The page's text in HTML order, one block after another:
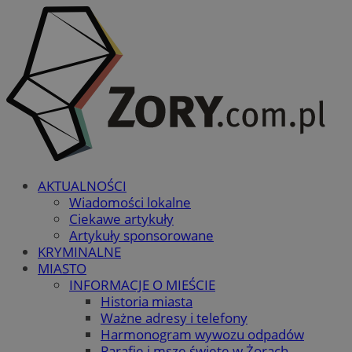
AKTUALNOŚCI
Wiadomości lokalne
Ciekawe artykuły
Artykuły sponsorowane
KRYMINALNE
MIASTO
INFORMACJE O MIEŚCIE
Historia miasta
Ważne adresy i telefony
Harmonogram wywozu odpadów